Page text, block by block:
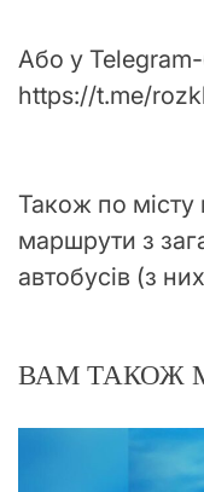
Або у Telegram-
https://t.me/
Також по місту
маршрути з
автобусів (з
ВАМ ТАКОЖ